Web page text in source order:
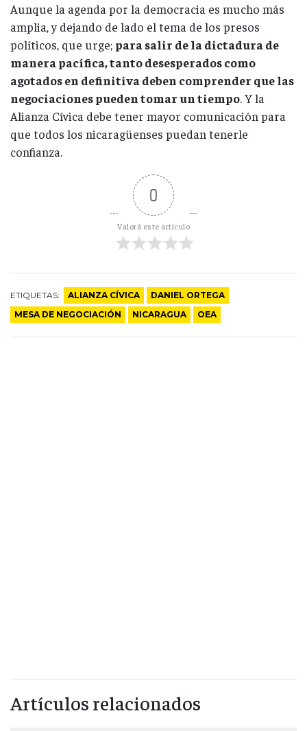
Aunque la agenda por la democracia es mucho más
amplia, y dejando de lado el tema de los presos
políticos, que urge; para salir de la dictadura de
manera pacífica, tanto desesperados como
agotados en definitiva deben comprender que las
negociaciones pueden tomar un tiempo. Y la
Alianza Cívica debe tener mayor comunicación para
que todos los nicaragüenses puedan tenerle
confianza.
0
Valorá este artículo
ETIQUETAS: ALIANZA CÍVICA
DANIEL ORTEGA
MESA DE NEGOCIACIÓN
NICARAGUA OEA
Artículos relacionados